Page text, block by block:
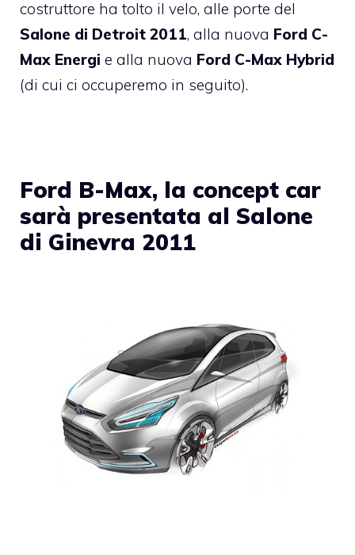
costruttore ha tolto il velo, alle porte del
Salone di Detroit 2011, alla nuova Ford C-
Max Energi e alla nuova Ford C-Max Hybrid
(di cui ci occuperemo in seguito).
Ford B-Max, la concept car
sarà presentata al Salone
di Ginevra 2011